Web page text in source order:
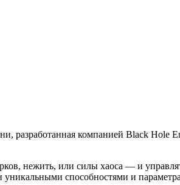
разработанная компанией Black Hole
нежить, или силы хаоса — и
способностями и